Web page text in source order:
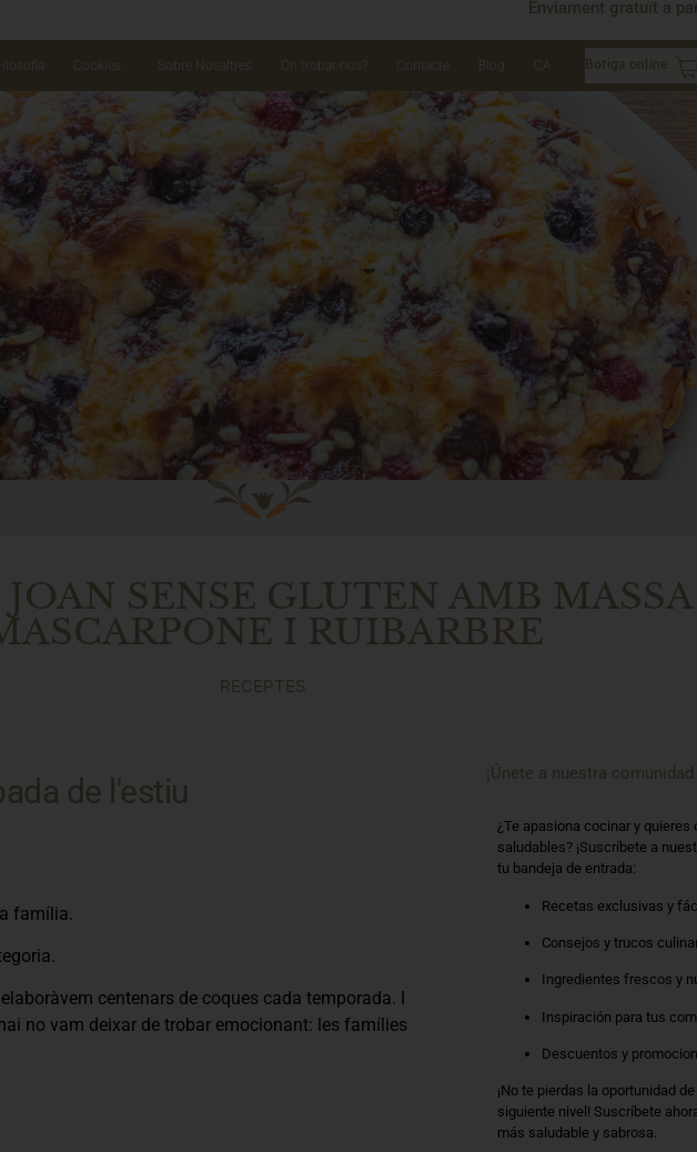
Enviament gratuït a
Cookies Sobre Nosaltres On trobar-nos? Contacte Blog CA
SENSE GLUTEN AMB
I RUIBARBRE
RECEPTES
de l'estiu
família.
centenars de coques cada temporada. I
no vam deixar de trobar emocionant: les famílies
¡Únete a nuestra
¿Te apasiona cocinar y
saludables? ¡Suscríbete a
tu bandeja de entrada:
Recetas exclusivas y
Consejos y trucos
Ingredientes frescos y
Inspiración para tus
Descuentos y
¡No te pierdas la oportunidad
siguiente nivel! Suscríbete
más saludable y sabrosa.